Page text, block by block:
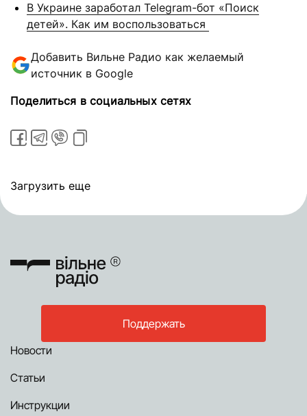
В Украине заработал Telegram-бот «Поиск
детей». Как им воспользоваться
Добавить Вильне Радио как желаемый
источник в Google
Поделиться в социальных сетях
Загрузить еще
Поддержать
Новости
Статьи
Инструкции